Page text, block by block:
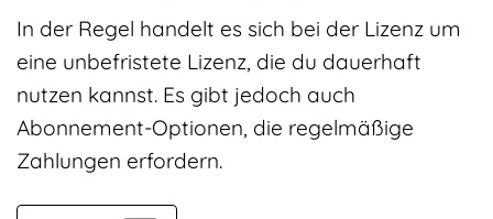
In der Regel handelt es sich bei der Lizenz um
eine unbefristete Lizenz, die du dauerhaft
nutzen kannst. Es gibt jedoch auch
Abonnement-Optionen, die regelmäßige
Zahlungen erfordern.